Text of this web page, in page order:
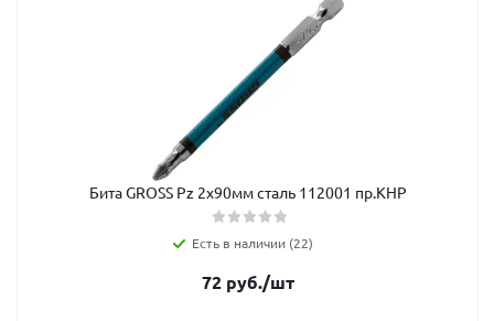
Бита GROSS Рz 2x90мм сталь 112001 пр.КНР
Есть в наличии (22)
72 руб./шт